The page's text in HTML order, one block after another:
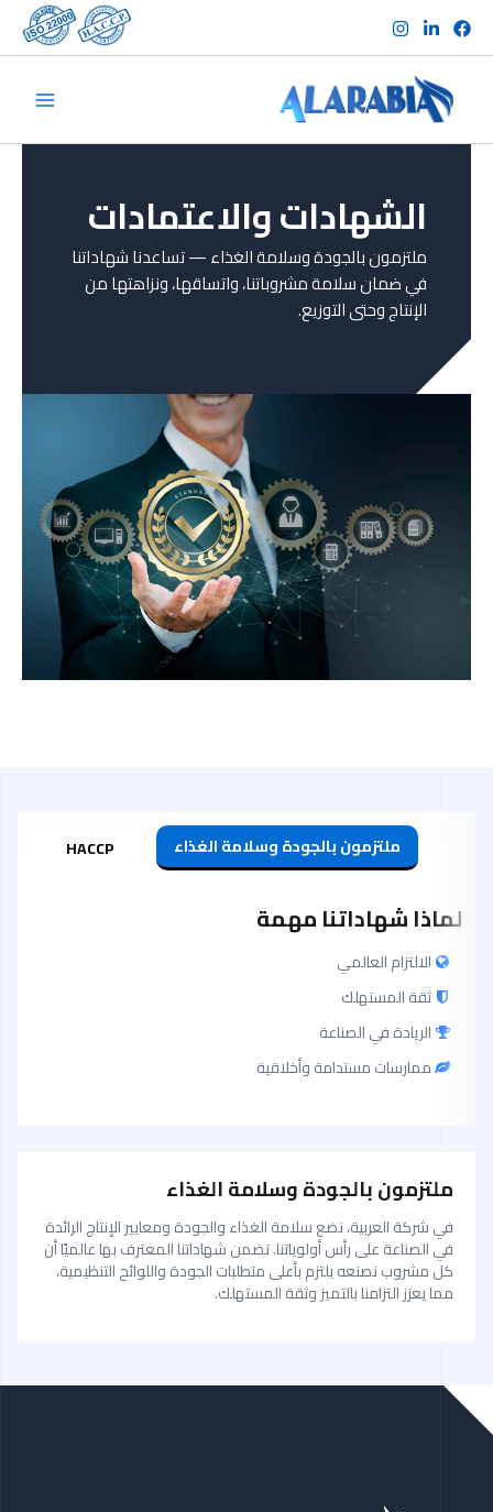
تخطي
المحتوى
الشهادات والاعتمادات
ملتزمون بالجودة وسلامة الغذاء — تساعدنا شهاداتنا
في ضمان سلامة مشروباتنا، واتساقها، ونزاهتها من
الإنتاج وحتى التوزيع.
ملتزمون بالجودة وسلامة الغذاء HACCP
لماذا شهاداتنا مهمة
الالتزام العالمي
ثقة المستهلك
الريادة في الصناعة
ممارسات مستدامة وأخلاقية
ملتزمون بالجودة وسلامة الغذاء
في شركة العربية، نضع سلامة الغذاء والجودة ومعايير الإنتاج الرائدة
في الصناعة على رأس أولوياتنا. تضمن شهاداتنا المعترف بها عالميًا أن
كل مشروب نصنعه يلتزم بأعلى متطلبات الجودة واللوائح التنظيمية،
مما يعزز التزامنا بالتميز وثقة المستهلك.